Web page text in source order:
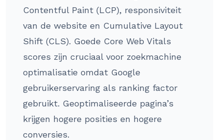
Contentful Paint (LCP), responsiviteit
van de website en Cumulative Layout
Shift (CLS). Goede Core Web Vitals
scores zijn cruciaal voor zoekmachine
optimalisatie omdat Google
gebruikerservaring als ranking factor
gebruikt. Geoptimaliseerde pagina’s
krijgen hogere posities en hogere
conversies.